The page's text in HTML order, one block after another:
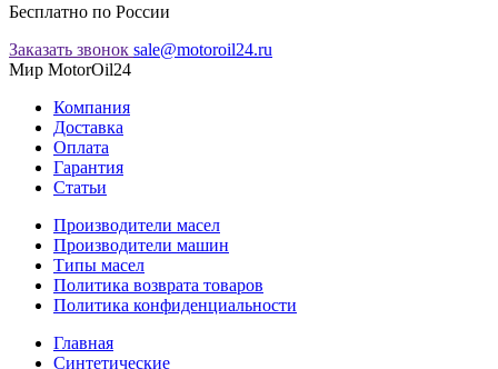
Бесплатно по России
Заказать звонок sale@motoroil24.ru
Мир MotorOil24
Компания
Доставка
Оплата
Гарантия
Статьи
Производители масел
Производители машин
Типы масел
Политика возврата товаров
Политика конфиденциальности
Главная
Синтетические